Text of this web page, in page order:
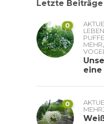
Letzte Beiträge
0
MEHR,
eine
0